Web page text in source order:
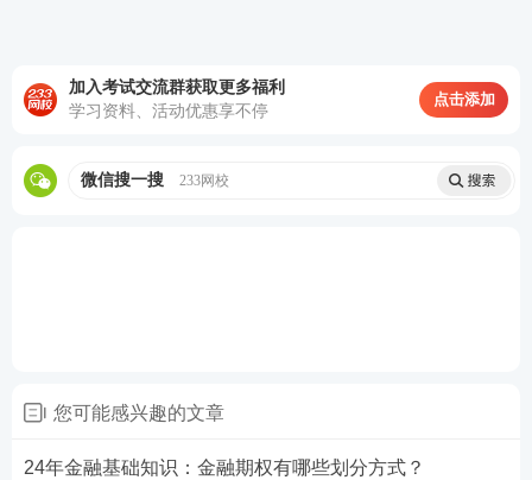
立即试听>>
证券备考计划
1 基础阶段 ：吃透教材，夯实基础
加入考试交流群获取更多福利
学习资料、活动优惠享不停
点击添加
微信搜一搜 233网校
您可能感兴趣的文章
24年金融基础知识：金融期权有哪些划分方式？